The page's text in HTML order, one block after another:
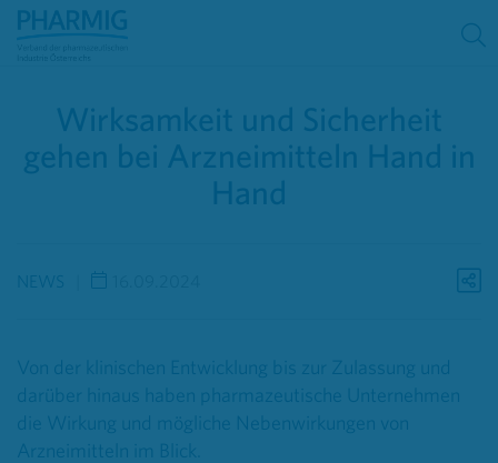
Wirksamkeit und Sicherheit
gehen bei Arzneimitteln Hand in
Hand
NEWS
Von der klinischen Entwicklung bis zur Zulassung und
darüber hinaus haben pharmazeutische Unternehmen
die Wirkung und mögliche Nebenwirkungen von
Arzneimitteln im Blick.